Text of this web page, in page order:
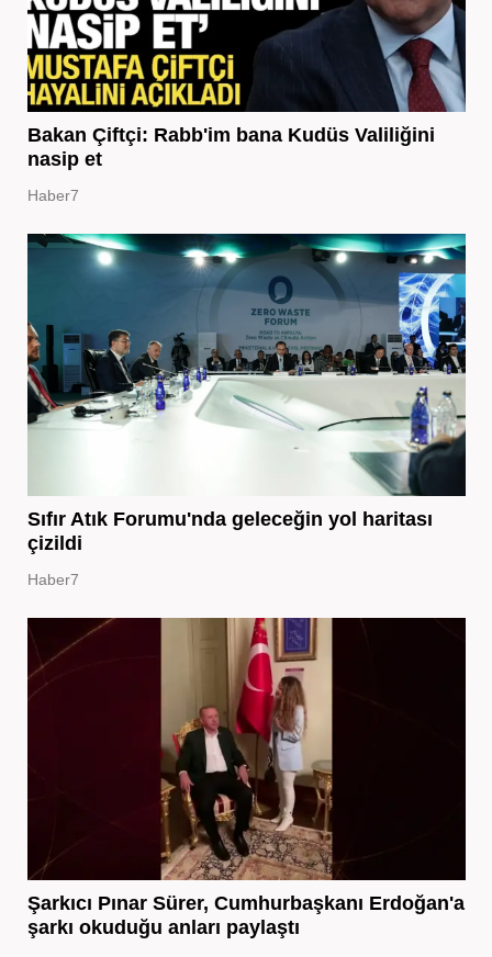
Bakan Çiftçi: Rabb'im bana Kudüs Valiliğini
nasip et
Haber7
Sıfır Atık Forumu'nda geleceğin yol haritası
çizildi
Haber7
Şarkıcı Pınar Sürer, Cumhurbaşkanı Erdoğan'a
şarkı okuduğu anları paylaştı